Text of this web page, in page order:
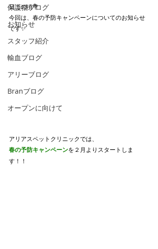
保護猫ブログ
お知らせ
スタッフ紹介
輸血ブログ
アリーブログ
Branブログ
オープンに向けて
日この頃💐
今回は、春の予防キャンペーンについてのお知らせ
です✨
アリアスペットクリニックでは、
春の予防キャンペーンを２月よりスタートしま
す！！